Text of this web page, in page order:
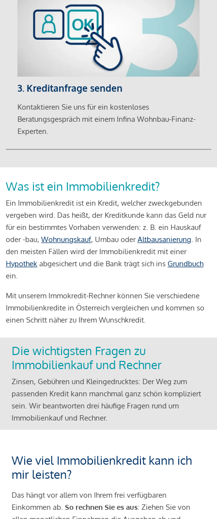
3. Kreditanfrage senden
Kontaktieren Sie uns für ein kostenloses
Beratungsgespräch mit einem Infina Wohnbau-Finanz-
Experten.
Was ist ein Immobilienkredit?
Ein Immobilienkredit ist ein Kredit, welcher zweckgebunden
vergeben wird. Das heißt, der Kreditkunde kann das Geld nur
für ein bestimmtes Vorhaben verwenden: z. B. ein Hauskauf
oder -bau, Wohnungskauf, Umbau oderAltbausanierung. In
den meisten Fällen wird der Immobilienkredit mit einer
Hypothek abgesichert und die Bank trägt sich ins Grundbuch
ein.
Mit unserem Immokredit-Rechner können Sie verschiedene
Immobilienkredite in Österreich vergleichen und kommen so
einen Schritt näher zu Ihrem Wunschkredit.
Die wichtigsten Fragen zu
Immobilienkauf und Rechner
Zinsen, Gebühren und Kleingedrucktes: Der Weg zum
passenden Kredit kann manchmal ganz schön kompliziert
sein. Wir beantworten drei häufige Fragen rund um
Immobilienkauf und Rechner.
Wie viel Immobilienkredit kann ich
mir leisten?
Das hängt vor allem von Ihrem frei verfügbaren
Einkommen ab. So rechnen Sie es aus: Ziehen Sie von